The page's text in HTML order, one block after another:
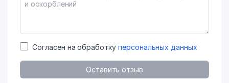
Согласен на обработку персональных данных
Оставить отзыв